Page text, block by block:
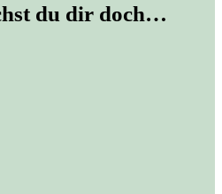
du dir doch…